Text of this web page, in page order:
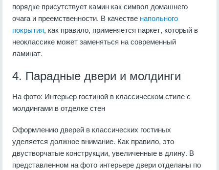
порядке присутствует камин как символ домашнего
очага и преемственности. В качестве напольного
покрытия, как правило, применяется паркет, который в
неоклассике может заменяться на современный
ламинат.
4. Парадные двери и молдинги
На фото: Интерьер гостиной в классическом стиле с
молдингами в отделке стен
Оформлению дверей в классических гостиных
уделяется должное внимание. Как правило, это
двустворчатые конструкции, увеличенные в длину. В
представленном на фото интерьере двери отделаны по